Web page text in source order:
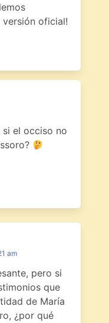
oficial!
el occiso no
am
pero si
que
de María
¿por qué